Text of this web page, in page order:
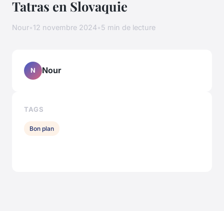
Tatras en Slovaquie
Nour•12 novembre 2024•5 min de lecture
N Nour
TAGS
Bon plan